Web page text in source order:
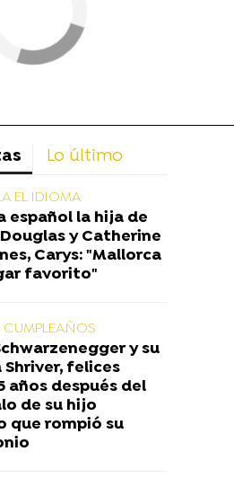
Lo último
EL IDIOMA
español la hija de
y Catherine
Carys: "Mallorca
favorito"
CUMPLEAÑOS
y su
Shriver, felices
años después del
de su hijo
que rompió su